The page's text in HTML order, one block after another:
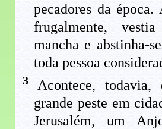
pecadores da época.
frugalmente,
mancha e abstinha-
toda pessoa
3
Acontece, todavia,
grande peste em
Jerusalém, um